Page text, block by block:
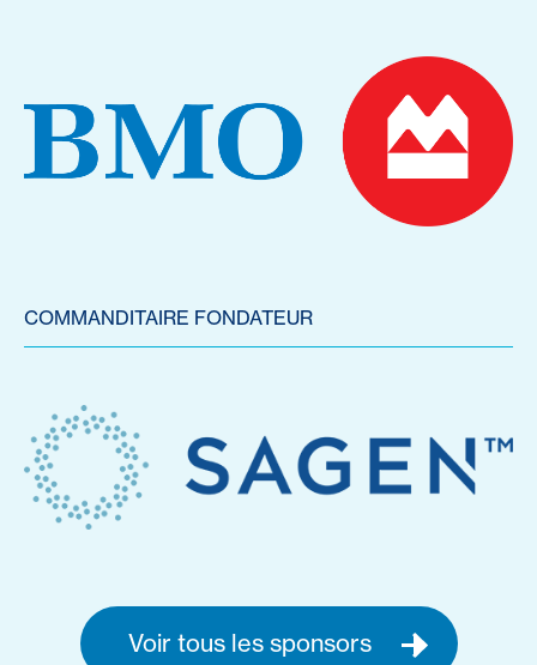
COMMANDITAIRE FONDATEUR
Voir tous les sponsors